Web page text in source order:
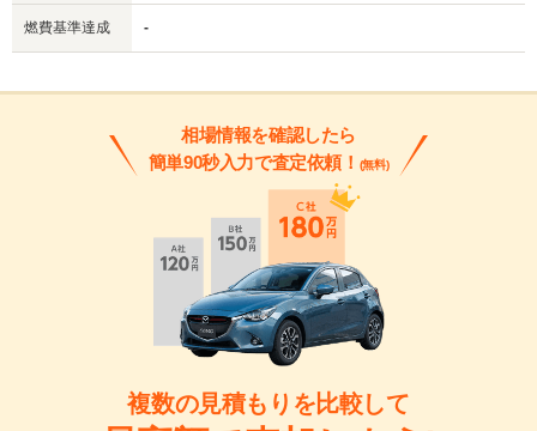
燃費基準達成 -
相場情報を確認したら
簡単90秒入力で査定依頼！ (無料)
複数の見積もりを比較して